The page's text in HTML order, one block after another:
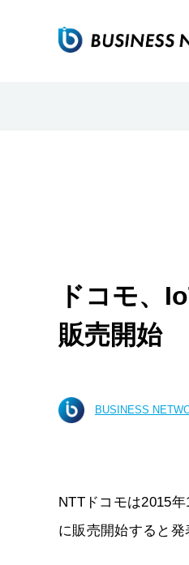
ドコモ、
販売開始
BUSINESS
NTTドコモは2015
に販売開始すると発